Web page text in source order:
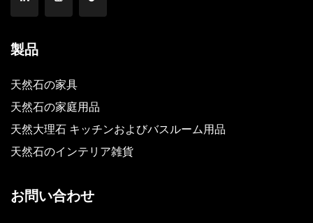
製品
天然石の家具
天然石の家庭用品
天然大理石 キッチンおよびバスルーム用品
天然石のインテリア雑貨
お問い合わせ